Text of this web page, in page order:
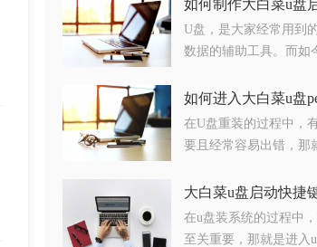
如何制作大白菜u盘
U盘，是大家经常用到
数据的辅助工具。而
如何进入大白菜u盘
在U盘重装的过程中，
要且经常容易出错，
在u盘装系统的过程中
至关重要，那就是进入